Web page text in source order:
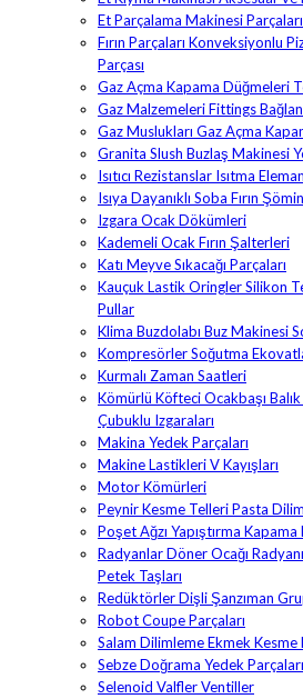
Et Parçalama Makinesi Parçaları
Fırın Parçaları Konveksiyonlu
Parçası
Gaz Açma Kapama Düğmeleri
Gaz Malzemeleri Fittings
Gaz Muslukları Gaz Açma
Granita Slush Buzlaş Makinesi
Isıtıcı Rezistanslar Isıtma
Isıya Dayanıklı Soba Fırın
Izgara Ocak Dökümleri
Kademeli Ocak Fırın Şalterleri
Katı Meyve Sıkacağı Parçaları
Kauçuk Lastik Oringler Silikon
Pullar
Klima Buzdolabı Buz Makinesi
Kompresörler Soğutma
Kurmalı Zaman Saatleri
Kömürlü Köfteci Ocakbaşı
Çubuklu Izgaraları
Makina Yedek Parçaları
Makine Lastikleri V Kayışları
Motor Kömürleri
Peynir Kesme Telleri Pasta
Poşet Ağzı Yapıştırma Kapama
Radyanlar Döner Ocağı
Petek Taşları
Redüktörler Dişli Şanzıman
Robot Coupe Parçaları
Salam Dilimleme Ekmek Kesme
Sebze Doğrama Yedek Parçaları
Selenoid Valfler Ventiller